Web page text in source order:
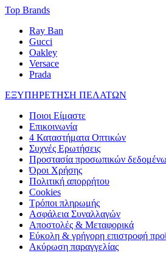
Top Brands
Ray Ban
Gucci
Oakley
Versace
Prada
ΕΞΥΠΗΡΕΤΗΣΗ ΠΕΛΑΤΩΝ
Ποιοι Είμαστε
Επικοινωνία
4 Καταστήματα Οπτικών
Συχνές Ερωτήσεις
Προστασία προσωπικών
Όροι Χρήσης
Πολιτική απορρήτου
Cookies
Τρόποι πληρωμής
Ασφάλεια Συναλλαγών
Αποστολές & Μεταφορικά
Εύκολη & γρήγορη επιστροφή
Ακύρωση παραγγελίας